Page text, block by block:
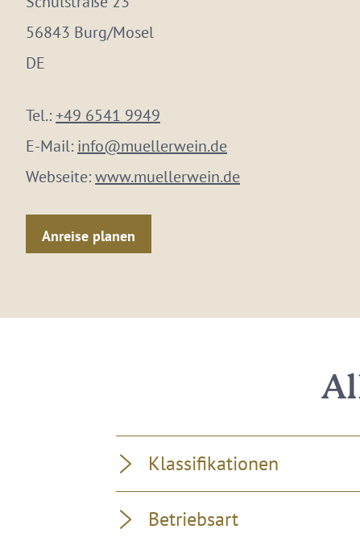
56843 Burg/Mosel
DE
Tel.:+49 6541 9949
E-Mail: info@muellerwein.de
Webseite:www.muellerwein.de
Anreise planen
Klassifikationen
Betriebsart